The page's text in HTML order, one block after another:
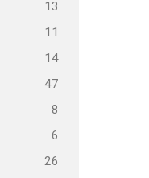
13
11
14
47
8
6
26